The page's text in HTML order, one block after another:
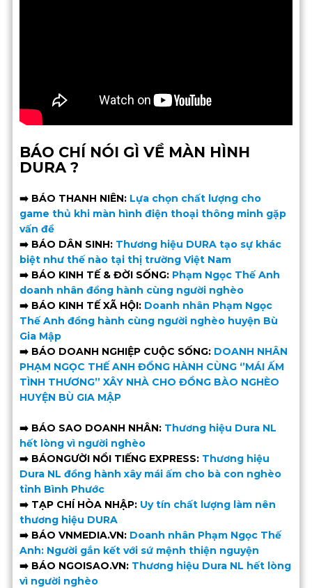
BÁO CHÍ NÓI GÌ VỀ MÀN HÌNH
DURA ?
➡️ BÁO THANH NIÊN: Lựa chọn chất lượng cho
game thủ khi màn hình điện thoại thông minh gặp
vấn đề
➡️ BÁO DÂN SINH: Thương hiệu DURA tạo sự khác
biệt như thế nào tại thị trường Việt Nam
➡️ BÁO KINH TẾ & ĐỜI SỐNG: Phạm Ngọc Thế Anh
doanh nhân đồng hành cùng người nghèo
➡️ BÁO KINH TẾ XÃ HỘI: Doanh nhân Phạm Ngọc
Thế Anh đồng hành cùng người nghèo huyện Bù
Gia Mập
➡️ BÁO DOANH NGHIỆP CUỘC SỐNG: DOANH NHÂN
PHẠM NGỌC THẾ ANH ĐỒNG HÀNH CÙNG ‘’MÁI ẤM
TÌNH THƯƠNG’’ XÂY NHÀ CHO ĐỒNG BÀO NGHÈO
HUYỆN BÙ GIA MẬP
➡️ BÁO SAO DOANH NHÂN: Thương hiệu Dura NL
hết lòng vì người nghèo
➡️ BÁONGƯỜI NỔI TIẾNG EXPRESS: Thương hiệu
Dura NL đồng hành xây mái ấm cho bà con nghèo
tỉnh Bình Phước
➡️ TẠP CHÍ HÒA NHẬP: Uy tín chất lượng làm nên
thương hiệu DURA
➡️ BÁO VNMEDIA.VN: Doanh nhân Phạm Ngọc Thế
Anh: Người gắn kết với sứ mệnh thiện nguyện
➡️ BÁO NGOISAO.VN: Thương hiệu Dura NL hết lòng
vì người nghèo